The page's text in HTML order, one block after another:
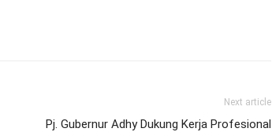
Next article
Pj. Gubernur Adhy Dukung Kerja Profesional